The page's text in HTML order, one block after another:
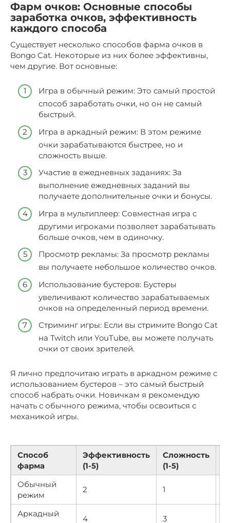
Фарм очков: Основные способы
заработка очков, эффективность
каждого способа
Существует несколько способов фарма очков в
Bongo Cat. Некоторые из них более эффективны,
чем другие. Вот основные:
Игра в обычный режим: Это самый простой
способ заработать очки, но он не самый
быстрый.
Игра в аркадный режим: В этом режиме
очки зарабатываются быстрее, но и
сложность выше.
Участие в ежедневных заданиях: За
выполнение ежедневных заданий вы
получаете дополнительные очки и бонусы.
Игра в мультиплеер: Совместная игра с
другими игроками позволяет зарабатывать
больше очков, чем в одиночку.
Просмотр рекламы: За просмотр рекламы
вы получаете небольшое количество очков.
Использование бустеров: Бустеры
увеличивают количество зарабатываемых
очков на определенный период времени.
Стриминг игры: Если вы стримите Bongo Cat
на Twitch или YouTube, вы можете получать
очки от своих зрителей.
Я лично предпочитаю играть в аркадном режиме с
использованием бустеров – это самый быстрый
способ набрать очки. Новичкам я рекомендую
начать с обычного режима, чтобы освоиться с
механикой игры.
Способ
фарма
Эффективность
(1-5)
Сложность
(1-5)
Обычный
режим
2 1
Аркадный
4 3